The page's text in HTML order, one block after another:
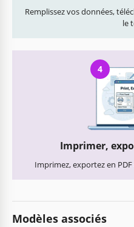
Remplissez vos données,
le
4
Imprimer,
Imprimez, exportez en
Modèles associés